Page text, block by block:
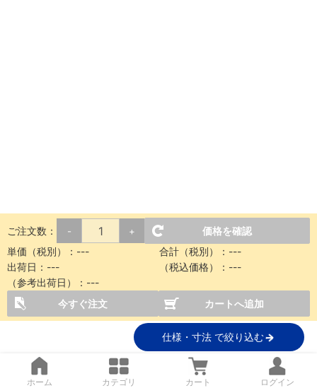
ご注文数： - +
価格を確認
単価（税別）： --- 合計（税別）： ---
出荷日： --- （税込価格）： ---
（参考出荷日）： ---
今すぐ注文
カートへ追加
仕様・寸法 で絞り込む
ホーム カテゴリ カート ログイン